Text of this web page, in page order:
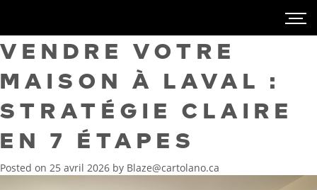
VENDRE VOTRE
MAISON À LAVAL :
STRATÉGIE CLAIRE
EN 7 ÉTAPES
Posted on 25 avril 2026 by Blaze@cartolano.ca